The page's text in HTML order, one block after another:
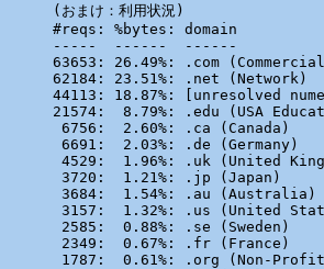
(おまけ：利用状況)
#reqs: %bytes: domain
-----  ------  ------
63653: 26.49%: .com
62184: 23.51%: .net (Network)
44113: 18.87%: [unresolved
21574:  8.79%: .edu (USA
6756:  2.60%: .ca (Canada)
6691:  2.03%: .de (Germany)
4529:  1.96%: .uk (United
3720:  1.21%: .jp (Japan)
3684:  1.54%: .au (Australia)
3157:  1.32%: .us (United
2585:  0.88%: .se (Sweden)
2349:  0.67%: .fr (France)
1787:  0.61%: .org (Non-